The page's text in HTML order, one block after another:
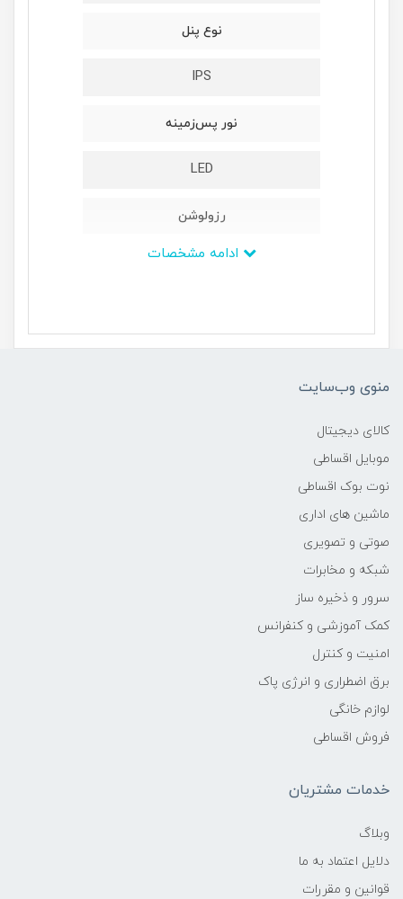
نوع پنل
IPS
نور پس‌زمینه
LED
رزولوشن
ندارد
سه تا شش میلی‌ثانیه
منوی وب‌سایت
کالای دیجیتال
موبایل اقساطی
نوت بوک اقساطی
ماشین های اداری
صوتی و تصویری
شبکه و مخابرات
سرور و ذخیره ساز
کمک آموزشی و کنفرانس
امنیت و کنترل
برق اضطراری و انرژی پاک
لوازم خانگی
فروش اقساطی
خدمات مشتریان
وبلاگ
دلایل اعتماد به ما
قوانین و مقررات